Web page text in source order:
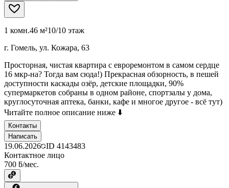
1 комн.46 м²10/10 этаж
г. Гомель, ул. Кожара, 63
Просторная, чистая квартира с евроремонтом в самом сердце
16 мкр-на? Тогда вам сюда!) Прекрасная обзорность, в пешей
доступности каскады озёр, детские площадки, 90%
супермаркетов собраны в одном районе, спортзалы у дома,
круглосуточная аптека, банки, кафе и многое другое - всё тут)
Читайте полное описание ниже ⬇️
Контакты
Написать
19.06.2026 ID 4143483
Контактное лицо
700 ƃ/мес.